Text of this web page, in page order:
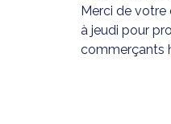
Merci de votre
à jeudi pour
commerçants